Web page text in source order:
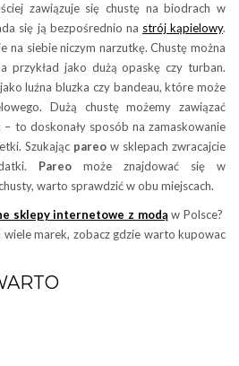
zawiązuje się chustę na biodrach w
się ją bezpośrednio na strój kąpielowy.
na siebie niczym narzutkę. Chustę można
przykład jako dużą opaskę czy turban.
luźna bluzka czy bandeau, które może
Dużą chustę możemy zawiązać
– to doskonały sposób na zamaskowanie
Szukając pareo w sklepach zwracajcie
Pareo może znajdować się w
warto sprawdzić w obu miejscach.
sklepy internetowe z modą w Polsce?
wiele marek, zobacz gdzie warto kupowac